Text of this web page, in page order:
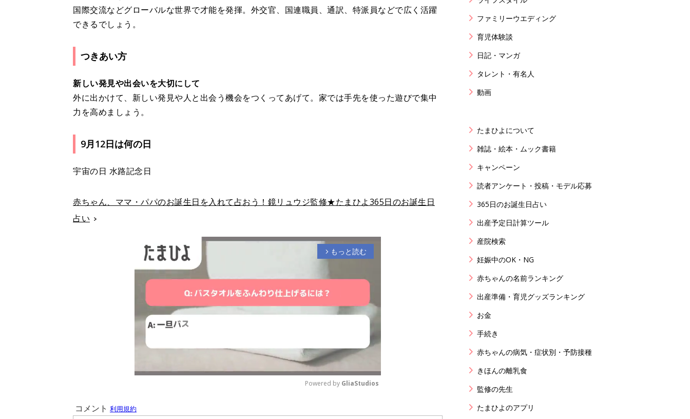
国際交流などグローバルな世界で才能を発揮。外交官、国連職員、通訳、特派員などで広く活躍
できるでしょう。
つきあい方
新しい発見や出会いを大切にして
外に出かけて、新しい発見や人と出会う機会をつくってあげて。家では手先を使った遊びで集中
力を高めましょう。
9月12日は何の日
宇宙の日 水路記念日
赤ちゃん、ママ・パパのお誕生日を入れて占おう！鏡リュウジ監修★たまひよ365日のお誕生日
占い
arrow_forward_ios もっと読む
M
Powered by GliaStudios
ファミリーウエディング
育児体験談
日記・マンガ
タレント・有名人
動画
たまひよについて
雑誌・絵本・ムック書籍
キャンペーン
読者アンケート・投稿・モデル応募
365日のお誕生日占い
出産予定日計算ツール
産院検索
妊娠中のOK・NG
赤ちゃんの名前ランキング
出産準備・育児グッズランキング
お金
手続き
赤ちゃんの病気・症状別・予防接種
きほんの離乳食
監修の先生
たまひよのアプリ